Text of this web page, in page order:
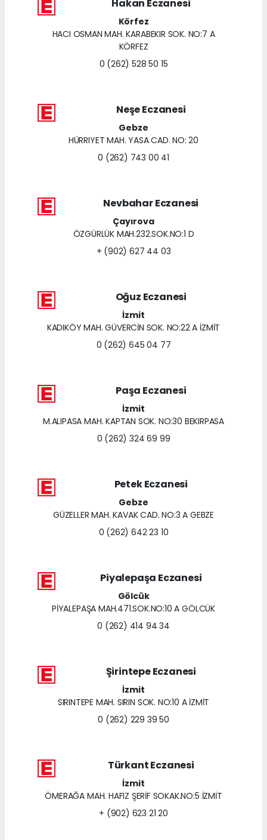
Hakan Eczanesi
Körfez
HACI OSMAN MAH. KARABEKIR SOK. NO:7 A
KÖRFEZ
0 (262) 528 50 15
Neşe Eczanesi
Gebze
HÜRRIYET MAH. YASA CAD. NO: 20
0 (262) 743 00 41
Nevbahar Eczanesi
Çayırova
ÖZGÜRLÜK MAH.232.SOK.NO:1 D
+ (902) 627 44 03
Oğuz Eczanesi
İzmit
KADIKÖY MAH. GÜVERCİN SOK. NO:22 A İZMİT
0 (262) 645 04 77
Paşa Eczanesi
İzmit
M.ALIPASA MAH. KAPTAN SOK. NO:30 BEKIRPASA
0 (262) 324 69 99
Petek Eczanesi
Gebze
GÜZELLER MAH. KAVAK CAD. NO:3 A GEBZE
0 (262) 642 23 10
Piyalepaşa Eczanesi
Gölcük
PİYALEPAŞA MAH.471.SOK.NO:10 A GÖLCÜK
0 (262) 414 94 34
Şirintepe Eczanesi
İzmit
SIRINTEPE MAH. SIRIN SOK. NO:10 A İZMİT
0 (262) 229 39 50
Türkant Eczanesi
İzmit
ÖMERAĞA MAH. HAFIZ ŞERİF SOKAK.NO:5 İZMİT
+ (902) 623 21 20